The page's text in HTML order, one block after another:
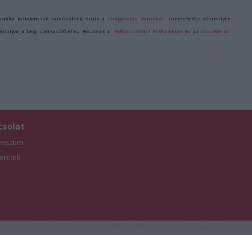
tartalomnak minősülnek, értük a szolgáltatás technikai üzemeltetője semmilyen
a blog szerkesztőjéhez. Részletek a Felhasználási feltételekben és azadatvédelmi